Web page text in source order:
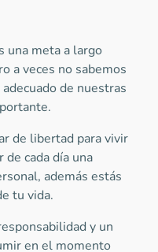
una meta a largo
a veces no sabemos
de nuestras
de libertad para vivir
cada día una
además estás
tu vida.
y un
en el momento